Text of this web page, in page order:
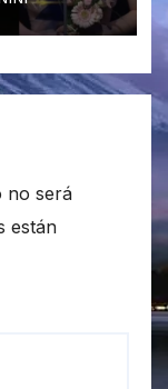
no será
están